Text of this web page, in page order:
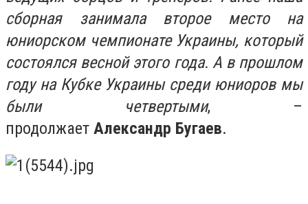
сборная занимала второе место на
юниорском чемпионате Украины, который
состоялся весной этого года. А в прошлом
году на Кубке Украины среди юниоров мы
были четвертыми, –
продолжает Александр Бугаев.